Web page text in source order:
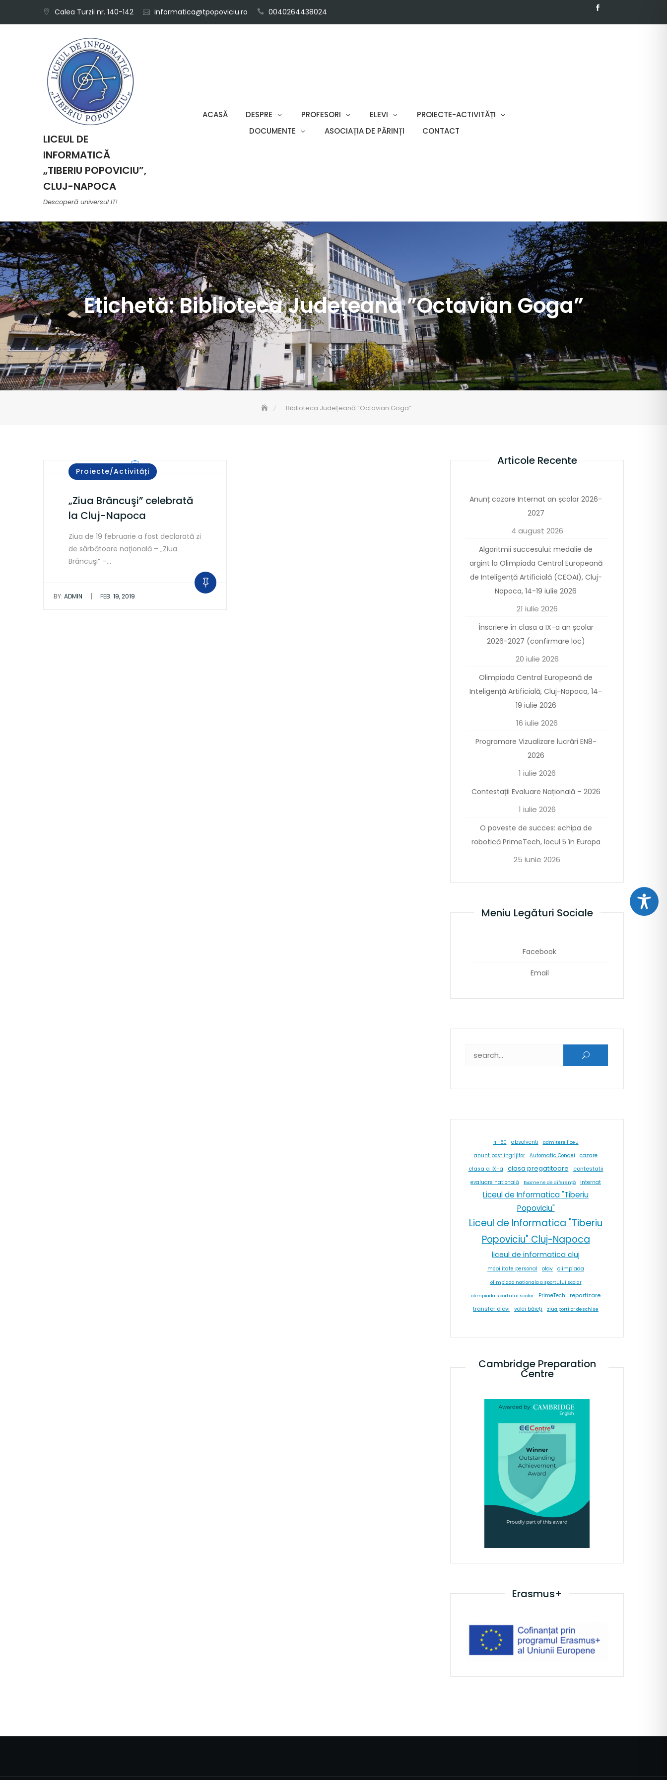
Calea Turzii nr. 140-142 informatica@tpopoviciu.ro 0040264438024
LICEUL DE
INFORMATICĂ
„TIBERIU POPOVICIU”,
CLUJ-NAPOCA
Descoperă universul IT!
ACASĂ DESPRE PROFESORI ELEVI
PROIECTE-ACTIVITĂȚI
DOCUMENTE
ASOCIAȚIA DE PĂRINȚI CONTACT
Etichetă:Biblioteca Județeană ”Octavian Goga”
Biblioteca Județeană ”Octavian Goga”
Proiecte/Activități
„Ziua Brâncuşi” celebrată
la Cluj-Napoca
Ziua de 19 februarie a fost declarată zi
de sărbătoare naţională – „Ziua
Brâncuşi” –…
BY: ADMIN | FEB. 19, 2019
Articole Recente
Anunț cazare Internat an școlar 2026-
2027
4 august 2026
Algoritmii succesului: medalie de
argint la Olimpiada Central Europeană
de Inteligență Artificială (CEOAI), Cluj-
Napoca, 14-19 iulie 2026
21 iulie 2026
Înscriere în clasa a IX-a an școlar
2026-2027 (confirmare loc)
20 iulie 2026
Olimpiada Central Europeană de
Inteligență Artificială, Cluj-Napoca, 14-
19 iulie 2026
16 iulie 2026
Programare Vizualizare lucrări EN8-
2026
1 iulie 2026
Contestații Evaluare Națională – 2026
1 iulie 2026
O poveste de succes: echipa de
robotică PrimeTech, locul 5 în Europa
25 iunie 2026
Meniu Legături Sociale
Facebook
Email
4IT50 absolventi admitere liceu
anunt post ingrijitor Automatic Condei
cazare
clasa a IX-a
clasa pregatitoare contestatii
evaluare natională Examene de diferență internat
Liceul de Informatica "Tiberiu
Popoviciu"
Liceul de Informatica "Tiberiu
Popoviciu" Cluj-Napoca
liceul de informatica cluj
mobilitate personal olav olimpiada
olimpiada nationala a sportului scolar
olimpiada sportului scolar PrimeTech
repartizare
transfer elevi
volei băieți ziua portilor deschise
Cambridge Preparation
Centre
Erasmus+